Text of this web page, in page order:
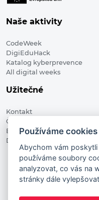
Naše aktivity
CodeWeek
DigiEduHack
Katalog kyberprevence
All digital weeks
Užitečné
Kontakt
Členské organizace
Blog
Digitalizace ve vzdělávání
DigiKoalice
Vstup
This project has
Používáme cookies
Abychom vám
používáme soubory
analyzovat, co vás na
stránky dále